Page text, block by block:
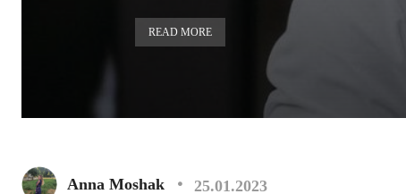
READ MORE
Anna Moshak 25.01.2023